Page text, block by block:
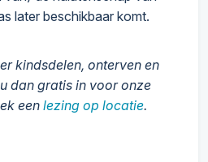
later beschikbaar komt.
kindsdelen, onterven en
dan gratis in voor onze
een lezing op locatie.